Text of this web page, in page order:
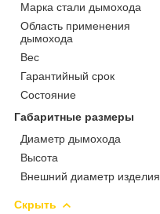
Марка стали дымохода
Область применения
дымохода
Вес
Гарантийный срок
Состояние
Габаритные размеры
Диаметр дымохода
Высота
Внешний диаметр изделия
Скрыть